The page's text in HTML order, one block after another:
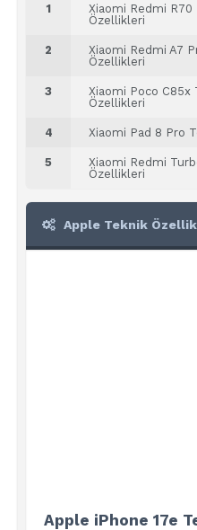
1
Xiaomi Redmi R70
Özellikleri
2
Xiaomi Redmi A7
Özellikleri
3
Xiaomi Poco C85x
Özellikleri
4 Xiaomi Pad 8 Pro
5
Xiaomi Redmi
Özellikleri
Apple Teknik
Apple iPhone 17e